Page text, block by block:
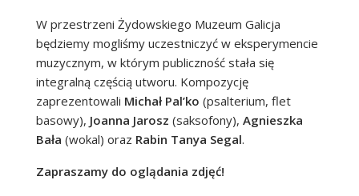
W przestrzeni Żydowskiego Muzeum Galicja
będziemy mogliśmy uczestniczyć w eksperymencie
muzycznym, w którym publiczność stała się
integralną częścią utworu. Kompozycję
zaprezentowali Michał Pal’ko (psalterium, flet
basowy), Joanna Jarosz (saksofony), Agnieszka
Bała (wokal) oraz Rabin Tanya Segal.
Zapraszamy do oglądania zdjęć!